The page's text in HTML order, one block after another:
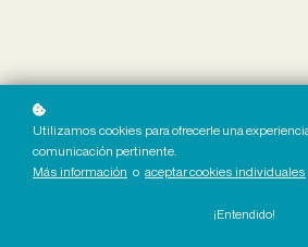
Utilizamos cookies para ofrecerle una
comunicación pertinente.
Más información o aceptar cookies individuales
¡Entendido!